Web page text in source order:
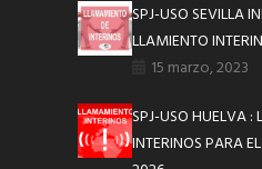
SPJ-USO SEVILLA
LLAMIENTO
15 marzo, 2023
SPJ-USO HUELVA
INTERINOS PARA